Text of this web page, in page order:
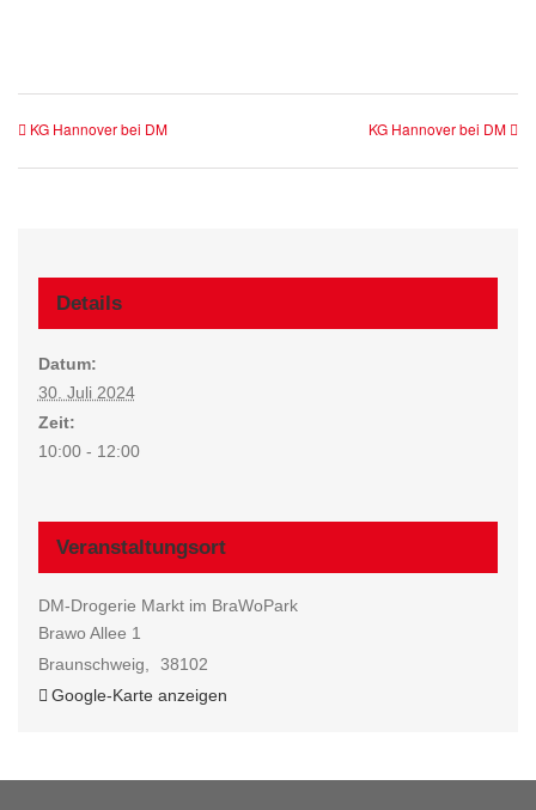
KG Hannover bei DM KG Hannover bei DM
Details
Datum:
30. Juli 2024
Zeit:
10:00 - 12:00
Veranstaltungsort
DM-Drogerie Markt im BraWoPark
Brawo Allee 1
Braunschweig
38102
Google-Karte anzeigen